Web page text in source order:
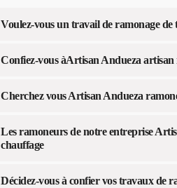
Voulez-vous un travail de ramonage
Confiez-vous àArtisan Andueza
Cherchez vous Artisan Andueza
Les ramoneurs de notre entreprise
chauffage
Décidez-vous à confier vos travaux de